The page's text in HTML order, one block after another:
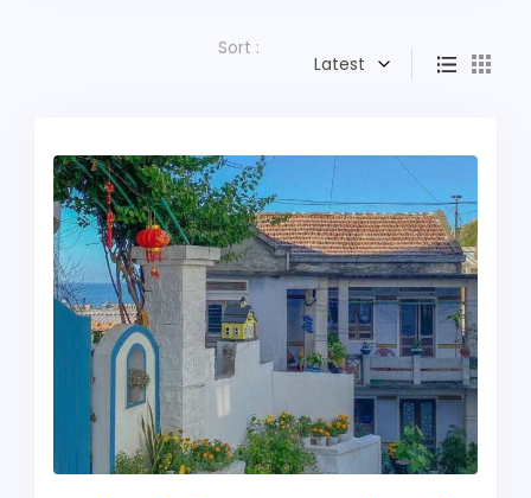
Sort :
Latest